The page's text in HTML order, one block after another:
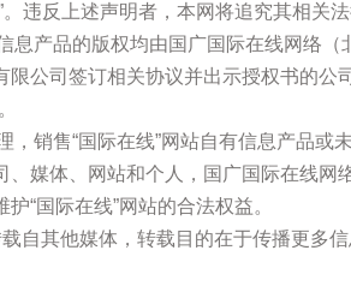
违反上述声明者，本网将追究其相关法
息产品的版权均由国广国际在线网络
限公司签订相关协议并出示授权书的公
，销售“国际在线”网站自有信息产品或
、媒体、网站和个人，国广国际在线网
“国际在线”网站的合法权益。
自其他媒体，转载目的在于传播更多